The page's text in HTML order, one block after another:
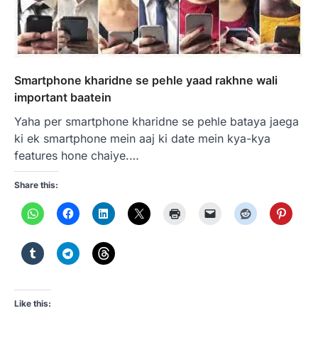
Smartphone kharidne se pehle yaad rakhne wali
important baatein
Yaha per smartphone kharidne se pehle bataya jaega
ki ek smartphone mein aaj ki date mein kya-kya
features hone chaiye.…
Share this:
Like this: